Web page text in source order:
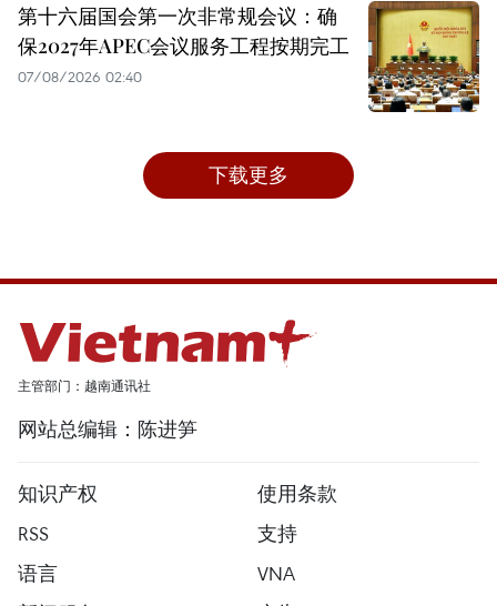
第十六届国会第一次非常规会议：确
保2027年APEC会议服务工程按期完工
07/08/2026 02:40
下载更多
主管部门：越南通讯社
网站总编辑：陈进笋
知识产权
使用条款
RSS
支持
语言
VNA